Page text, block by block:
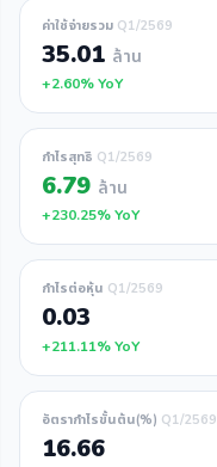
ค่าใช้จ่ายรวม Q1/2569
35.01 ล้าน
+2.60% YoY
กำไรสุทธิ Q1/2569
6.79 ล้าน
+230.25% YoY
กำไรต่อหุ้น Q1/2569
0.03
+211.11% YoY
อัตรากำไรขั้นต้น(%) Q1/2569
16.66